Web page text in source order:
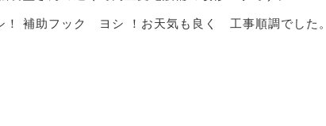
補助フック ヨシ ！お天気も良く 工事順調でした。